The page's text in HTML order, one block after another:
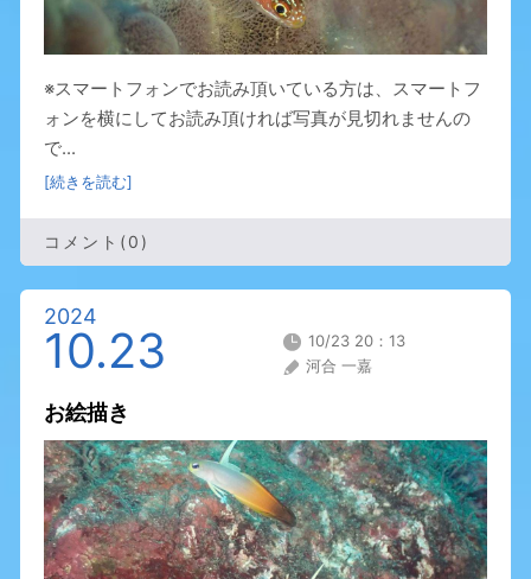
※スマートフォンでお読み頂いている方は、スマートフ
ォンを横にしてお読み頂ければ写真が見切れませんの
で...
[続きを読む]
コメント(0)
2024
10.23
10/23 20：13
河合 一嘉
お絵描き